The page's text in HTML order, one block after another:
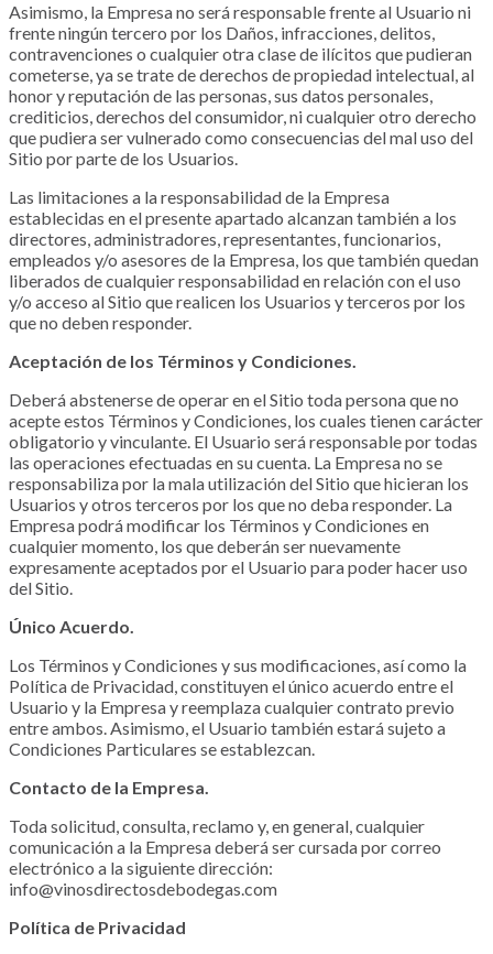
Asimismo, la Empresa no será responsable frente al Usuario ni
frente ningún tercero por los Daños, infracciones, delitos,
contravenciones o cualquier otra clase de ilícitos que pudieran
cometerse, ya se trate de derechos de propiedad intelectual, al
honor y reputación de las personas, sus datos personales,
crediticios, derechos del consumidor, ni cualquier otro derecho
que pudiera ser vulnerado como consecuencias del mal uso del
Sitio por parte de los Usuarios.
Las limitaciones a la responsabilidad de la Empresa
establecidas en el presente apartado alcanzan también a los
directores, administradores, representantes, funcionarios,
empleados y/o asesores de la Empresa, los que también quedan
liberados de cualquier responsabilidad en relación con el uso
y/o acceso al Sitio que realicen los Usuarios y terceros por los
que no deben responder.
Aceptación de los Términos y Condiciones.
Deberá abstenerse de operar en el Sitio toda persona que no
acepte estos Términos y Condiciones, los cuales tienen carácter
obligatorio y vinculante. El Usuario será responsable por todas
las operaciones efectuadas en su cuenta. La Empresa no se
responsabiliza por la mala utilización del Sitio que hicieran los
Usuarios y otros terceros por los que no deba responder. La
Empresa podrá modificar los Términos y Condiciones en
cualquier momento, los que deberán ser nuevamente
expresamente aceptados por el Usuario para poder hacer uso
del Sitio.
Único Acuerdo.
Los Términos y Condiciones y sus modificaciones, así como la
Política de Privacidad, constituyen el único acuerdo entre el
Usuario y la Empresa y reemplaza cualquier contrato previo
entre ambos. Asimismo, el Usuario también estará sujeto a
Condiciones Particulares se establezcan.
Contacto de la Empresa.
Toda solicitud, consulta, reclamo y, en general, cualquier
comunicación a la Empresa deberá ser cursada por correo
electrónico a la siguiente dirección:
info@vinosdirectosdebodegas.com
Política de Privacidad